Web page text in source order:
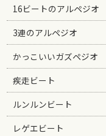
16ビートのアルペジオ
3連のアルペジオ
かっこいいガズペジオ
疾走ビート
ルンルンビート
レゲエビート